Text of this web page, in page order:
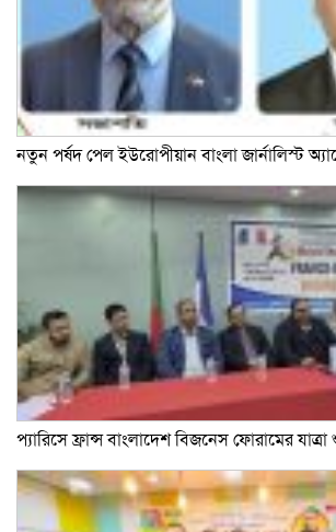
নতুন পর্ষদ পেল ইউরোপীয়ান বাংলা জার্নালিস্ট
প্যারিসে ফ্রান্স বাংলাদেশ বিজনেস ফোরামের